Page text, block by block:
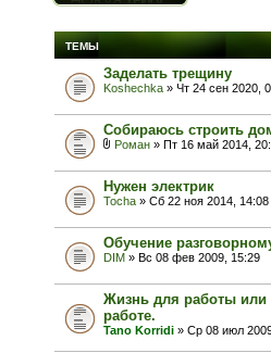
ТЕМЫ
Заделать трещину
Koshechka » Чт 24 сен 2020,
Собираюсь строить
Роман » Пт 16 май 2014,
Нужен электрик
Tocha » Сб 22 ноя 2014, 14:08
Обучение
DIM » Вс 08 фев 2009, 15:29
Жизнь для работы или
работе.
Tano Korridi » Ср 08 июл